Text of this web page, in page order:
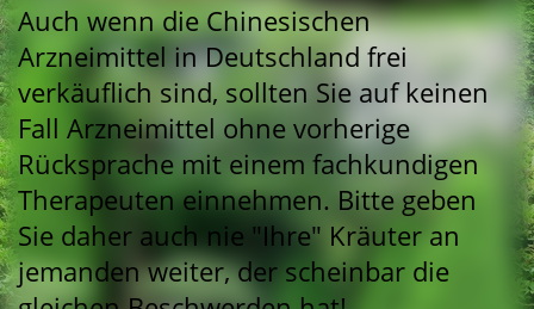
Auch wenn die Chinesischen
Arzneimittel in Deutschland frei
verkäuflich sind, sollten Sie auf keinen
Fall Arzneimittel ohne vorherige
Rücksprache mit einem fachkundigen
Therapeuten einnehmen. Bitte geben
Sie daher auch nie "Ihre" Kräuter an
jemanden weiter, der scheinbar die